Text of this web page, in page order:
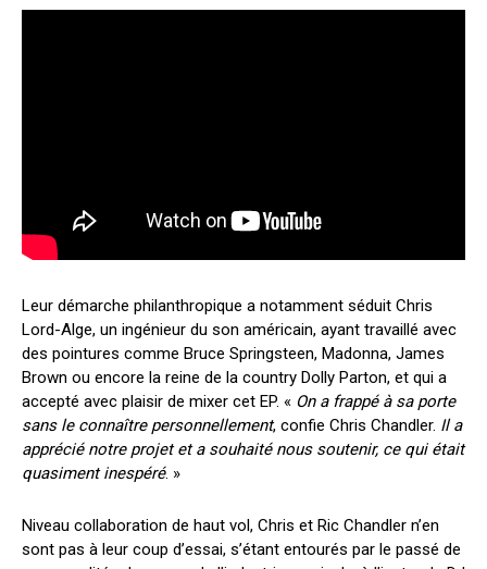
Leur démarche philanthropique a notamment séduit Chris
Lord-Alge, un ingénieur du son américain, ayant travaillé avec
des pointures comme Bruce Springsteen, Madonna, James
Brown ou encore la reine de la country Dolly Parton, et qui a
accepté avec plaisir de mixer cet EP. « On a frappé à sa porte
sans le connaître personnellement, confie Chris Chandler. Il a
apprécié notre projet et a souhaité nous soutenir, ce qui était
quasiment inespéré. »
Niveau collaboration de haut vol, Chris et Ric Chandler n’en
sont pas à leur coup d’essai, s’étant entourés par le passé de